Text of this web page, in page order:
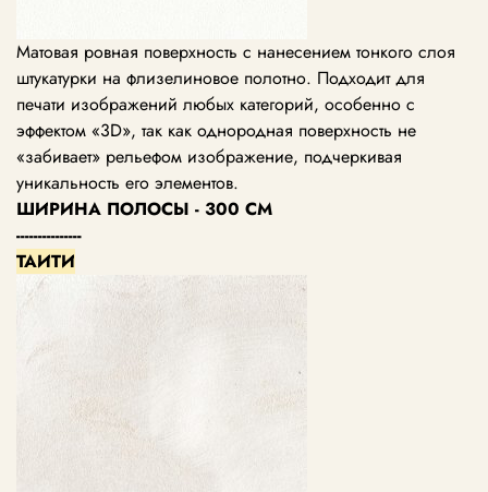
Матовая ровная поверхность с нанесением тонкого слоя
штукатурки на флизелиновое полотно. Подходит для
печати изображений любых категорий, особенно с
эффектом «3D», так как однородная поверхность не
«забивает» рельефом изображение, подчеркивая
уникальность его элементов.
ШИРИНА ПОЛОСЫ - 300 СМ
---------------
ТАИТИ